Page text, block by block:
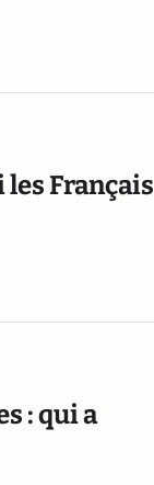
Français
: qui a